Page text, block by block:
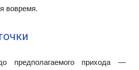
вовремя.
предполагаемого прихода —